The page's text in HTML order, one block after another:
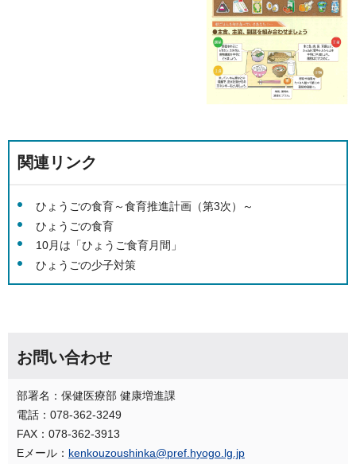
関連リンク
ひょうごの食育～食育推進計画（第3次）～
ひょうごの食育
10月は「ひょうご食育月間」
ひょうごの少子対策
お問い合わせ
部署名：保健医療部 健康増進課
電話：078-362-3249
FAX：078-362-3913
Eメール： kenkouzoushinka@pref.hyogo.lg.jp